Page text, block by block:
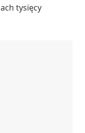
tysięcy